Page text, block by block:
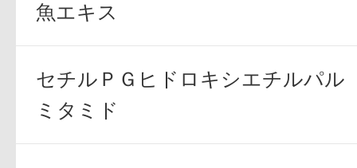
よくあるご質問
魚エキス
セチルＰＧヒドロキシエチルパル
ミタミド